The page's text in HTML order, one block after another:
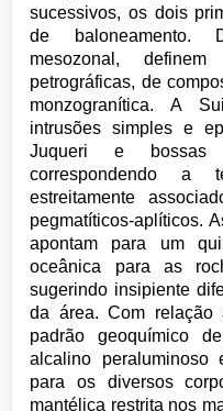
sucessivos, os dois
de baloneamento.
mesozonal,
petrográficas, de
monzogranítica. A
intrusões simples e
Juqueri e bossas
correspondendo a
estreitamente
pegmatíticos-aplíticos.
apontam para um
oceânica para as
sugerindo insipiente
da área. Com relação
padrão geoquímico
alcalino peraluminoso
para os diversos
mantélica restrita nos